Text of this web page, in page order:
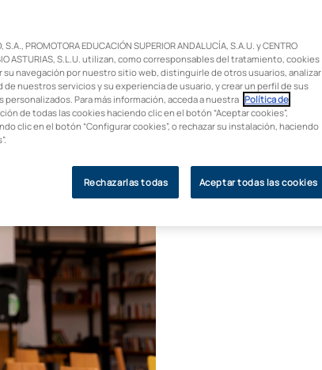
el plan de estudios del
Sanitaria de UAX han
la práctica clínica
S.A., PROMOTORA EDUCACIÓN SUPERIOR ANDALUCÍA, S.A.U. y CENTRO
ASTURIAS, S.L.U. utilizan, como corresponsables del tratamiento, cookies
su navegación por nuestro sitio web, distinguirle de otros usuarios, analizar
de nuestros servicios y su experiencia de usuario, y crear un perfil de sus
Para más información, acceda a nuestra Política de
de todas las cookies haciendo clic en el botón “Aceptar cookies”,
clic en el botón “Configurar cookies”, o rechazar su instalación, haciendo
Rechazarlas todas Aceptar todas las cookies